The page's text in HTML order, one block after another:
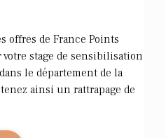
offres de France Points
stage de sensibilisation
le département de la
ainsi un rattrapage de